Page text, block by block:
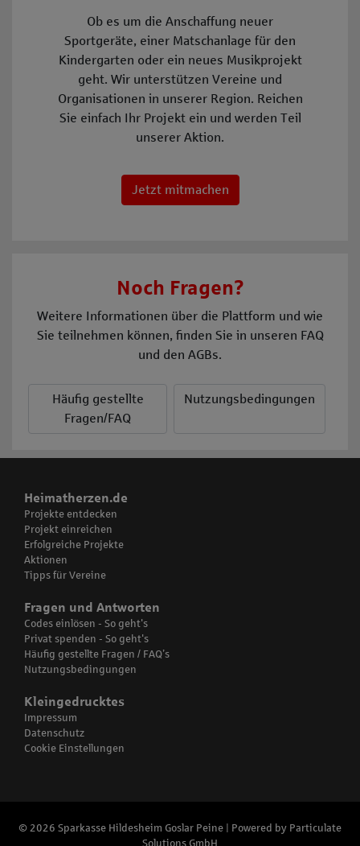
Ob es um die Anschaffung neuer
Sportgeräte, einer Matschanlage für den
Kindergarten oder ein neues Musikprojekt
geht. Wir unterstützen Vereine und
Organisationen in unserer Region. Reichen
Sie einfach Ihr Projekt ein und werden Teil
unserer Aktion.
Jetzt mitmachen
Noch Fragen?
Weitere Informationen über die Plattform und wie
Sie teilnehmen können, finden Sie in unseren FAQ
und den AGBs.
Häufig gestellte
Fragen/FAQ
Nutzungsbedingungen
Heimatherzen.de
Projekte entdecken
Projekt einreichen
Erfolgreiche Projekte
Aktionen
Tipps für Vereine
Fragen und Antworten
Codes einlösen - So geht's
Privat spenden - So geht's
Häufig gestellte Fragen / FAQ’s
Nutzungsbedingungen
Kleingedrucktes
Impressum
Datenschutz
Cookie Einstellungen
© 2026 Sparkasse Hildesheim Goslar Peine | Powered by Particulate
Solutions GmbH